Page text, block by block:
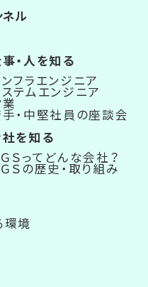
ネル
を知る
Ｓってどんな会社？
Ｓの歴史・取り組み
・人を知る
フラエンジニア
テムエンジニア
・中堅社員の座談会
環境